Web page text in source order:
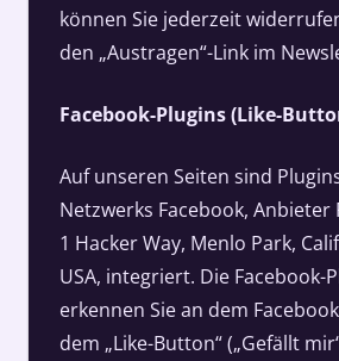
können Sie jederzeit
den „Austragen“-Link im
Facebook-Plugins (Like-
Auf unseren Seiten sind
Netzwerks Facebook, Anbieter
1 Hacker Way, Menlo Park,
USA, integriert. Die Facebook-
erkennen Sie an dem
dem „Like-Button“ („Gefällt